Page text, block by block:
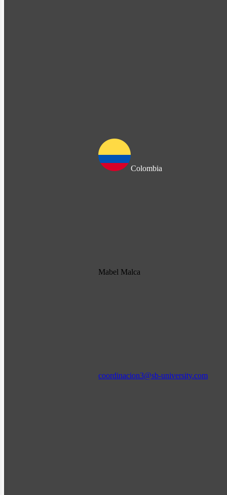
Colombia
Mabel Malca
coordinacion3@sb-university.com